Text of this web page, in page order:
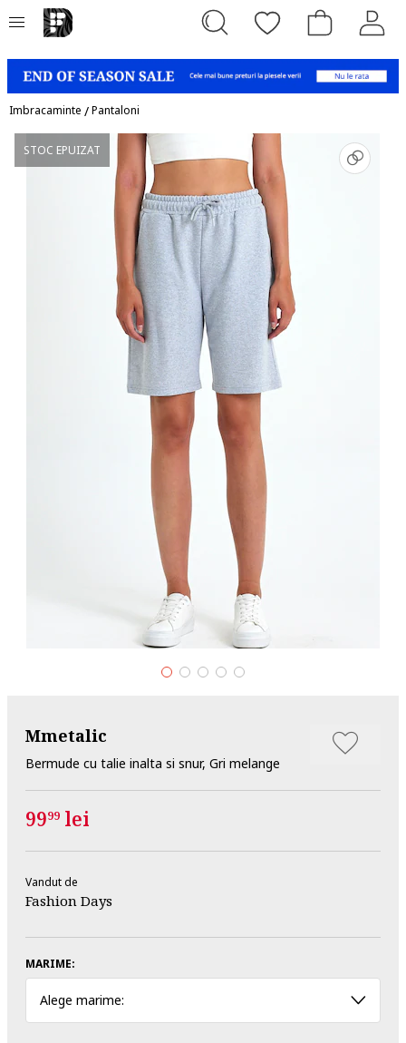
Imbracaminte /Pantaloni
STOC EPUIZAT
Mmetalic
Bermude cu talie inalta si snur, Gri melange
9999 lei
Vandut de
Fashion Days
MARIME:
Alege marime: